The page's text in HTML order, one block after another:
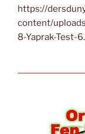
https://
content/
8-Yaprak-Test-